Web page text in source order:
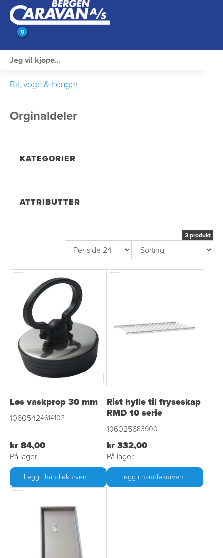
0
Bil, vogn & henger
Orginaldeler
KATEGORIER
ATTRIBUTTER
3 produkt
Løs vaskprop 30 mm
10605424614102
kr 84,00
På lager
Legg i handlekurven
Rist hylle til fryseskap
RMD 10 serie
106025683900
kr 332,00
På lager
Legg i handlekurven